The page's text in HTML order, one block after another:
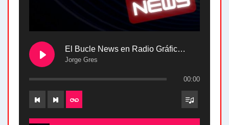
El Bucle News en Radio Gráfica. Bloque 2 . 28.04.24
Jorge Gres
00:00